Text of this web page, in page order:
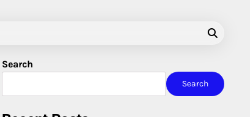
Search
Search